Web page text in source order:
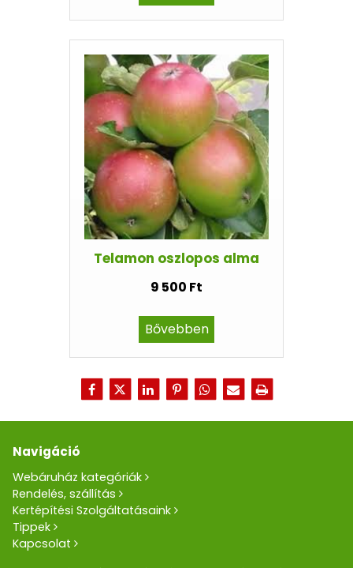
Telamon oszlopos alma
9 500 Ft
Bővebben
Navigáció
Webáruház kategóriák
Rendelés, szállítás
Kertépítési Szolgáltatásaink
Tippek
Kapcsolat